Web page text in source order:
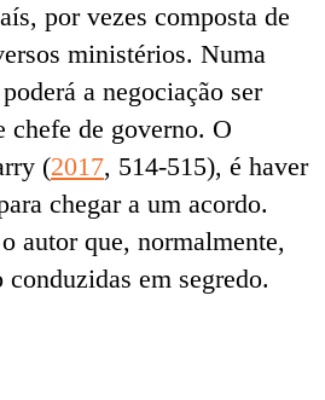
por vezes composta de
ministérios. Numa
a negociação ser
chefe de governo. O
(2017, 514-515), é haver
chegar a um acordo.
autor que, normalmente,
conduzidas em segredo.